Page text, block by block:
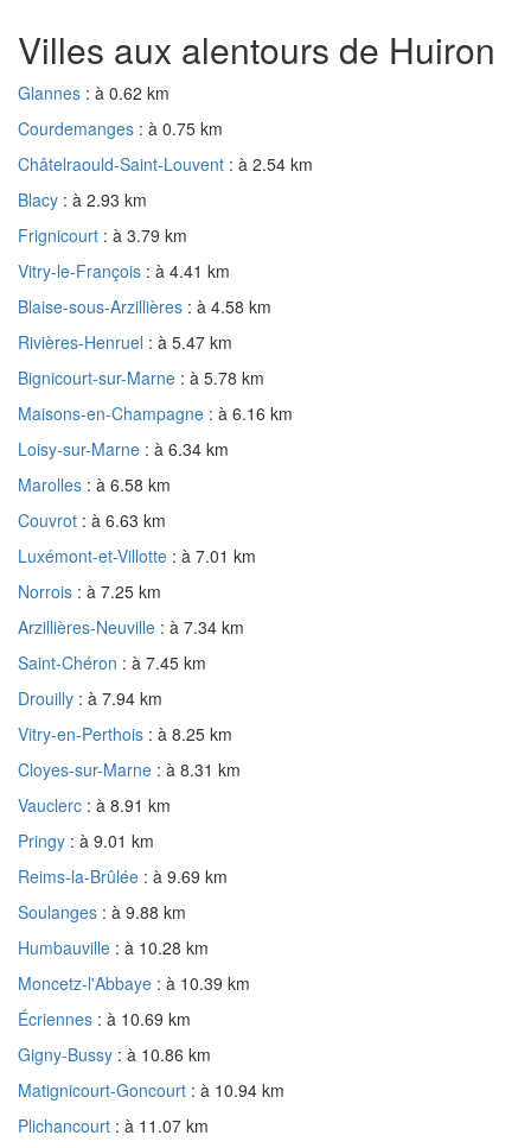
Villes aux alentours de Huiron
Glannes : à 0.62 km
Courdemanges : à 0.75 km
Châtelraould-Saint-Louvent : à 2.54 km
Blacy : à 2.93 km
Frignicourt : à 3.79 km
Vitry-le-François : à 4.41 km
Blaise-sous-Arzillières : à 4.58 km
Rivières-Henruel : à 5.47 km
Bignicourt-sur-Marne : à 5.78 km
Maisons-en-Champagne : à 6.16 km
Loisy-sur-Marne : à 6.34 km
Marolles : à 6.58 km
Couvrot : à 6.63 km
Luxémont-et-Villotte : à 7.01 km
Norrois : à 7.25 km
Arzillières-Neuville : à 7.34 km
Saint-Chéron : à 7.45 km
Drouilly : à 7.94 km
Vitry-en-Perthois : à 8.25 km
Cloyes-sur-Marne : à 8.31 km
Vauclerc : à 8.91 km
Pringy : à 9.01 km
Reims-la-Brûlée : à 9.69 km
Soulanges : à 9.88 km
Humbauville : à 10.28 km
Moncetz-l'Abbaye : à 10.39 km
Écriennes : à 10.69 km
Gigny-Bussy : à 10.86 km
Matignicourt-Goncourt : à 10.94 km
Plichancourt : à 11.07 km